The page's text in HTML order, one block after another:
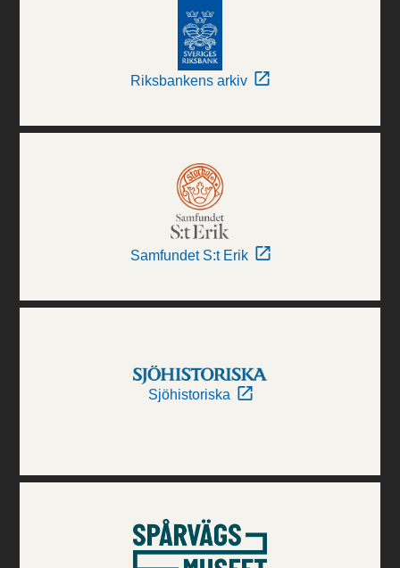
Riksbankens arkiv
Samfundet S:t Erik
Sjöhistoriska